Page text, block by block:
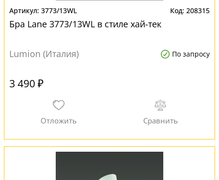
3773/13WL 208315
Бра Lane 3773/13WL в стиле хай-тек
Lumion (Италия) По запросу
3 490 ₽